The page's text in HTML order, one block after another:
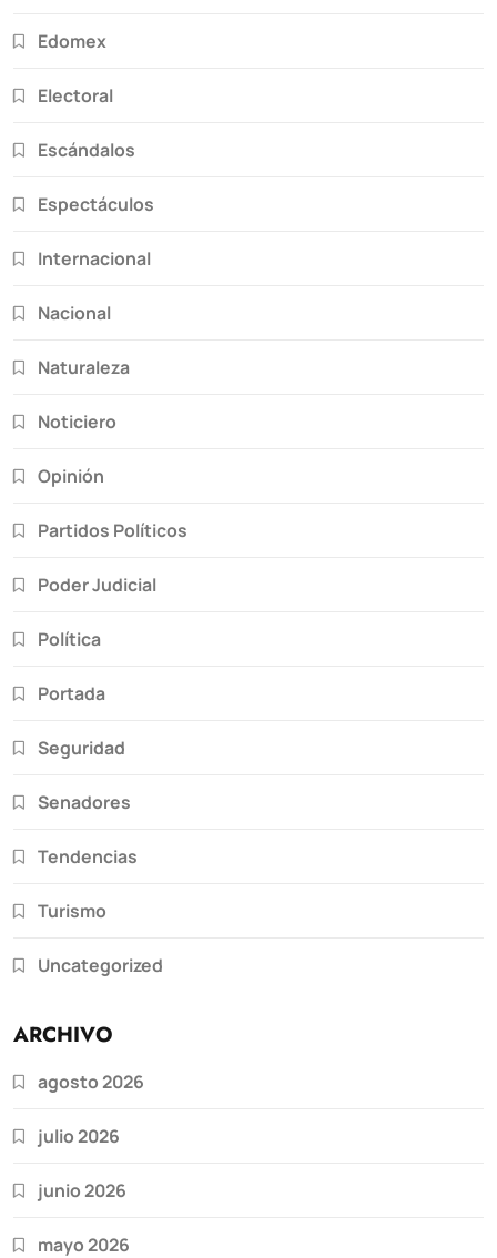
Edomex
Electoral
Escándalos
Espectáculos
Internacional
Nacional
Naturaleza
Noticiero
Opinión
Partidos Políticos
Poder Judicial
Política
Portada
Seguridad
Senadores
Tendencias
Turismo
Uncategorized
ARCHIVO
agosto 2026
julio 2026
junio 2026
mayo 2026